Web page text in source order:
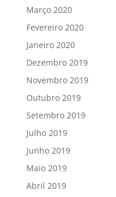
Março 2020
Fevereiro 2020
Janeiro 2020
Dezembro 2019
Novembro 2019
Outubro 2019
Setembro 2019
Julho 2019
Junho 2019
Maio 2019
Abril 2019